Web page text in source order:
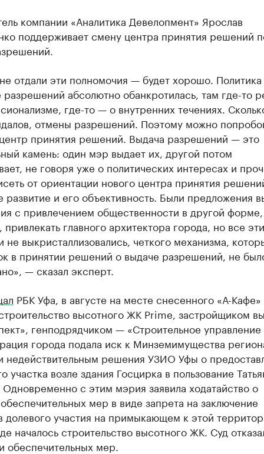
компании «Аналитика Девелопмент» Ярослав
поддерживает смену центра принятия решений
отдали эти полномочия — будет хорошо. Политика
абсолютно обанкротилась, там где-то
где-то — о внутренних течениях.
отмены разрешений. Поэтому можно
принятия решений. Выдача разрешений — это
камень: один мэр выдает их, другой потом
не говоря уже о политических интересах и
от ориентации нового центра принятия
развитие и его объективность. Были предложения
с привлечением общественности в другой
главного архитектора города, но все эти
не выкристаллизовались, четкого механизма,
в принятии решений о выдаче разрешений, не
— сказал эксперт.
РБК Уфа, в августе на месте снесенного «А-Кафе»
высотного ЖК Prime, застройщиком
генподрядчиком — «Строительное
города подала иск к Минземимущества
недействительным решения УЗИО Уфы о
участка возле здания Госцирка в пользование
с этим мэрия заявила ходатайство о
мер в виде запрета на заключение
долевого участия на примыкающем к этой
началось строительство высотного ЖК. Суд
обеспечительных мер.